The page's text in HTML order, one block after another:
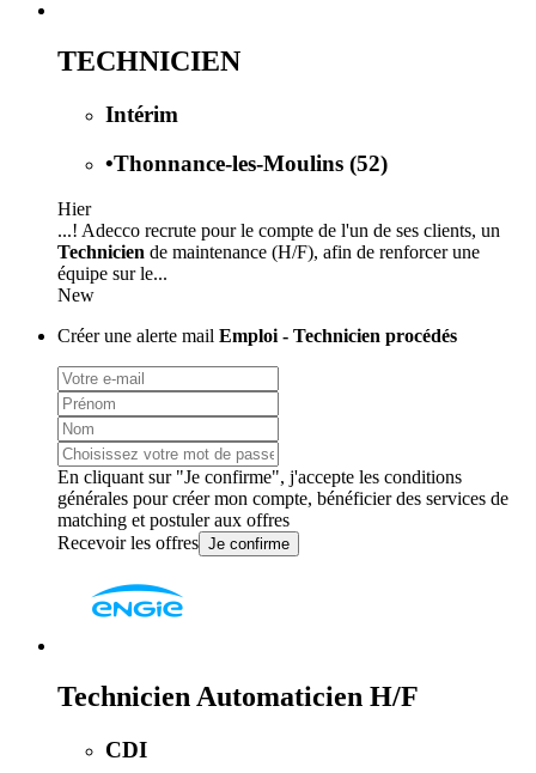
TECHNICIEN
Intérim
•Thonnance-les-Moulins (52)
Hier
...! Adecco recrute pour le compte de l'un de ses clients, un
Technicien de maintenance (H/F), afin de renforcer une
équipe sur le...
New
Créer une alerte mail Emploi - Technicien procédés
En cliquant sur "Je confirme", j'accepte les conditions
générales pour créer mon compte, bénéficier des services de
matching et postuler aux offres
Recevoir les offres Je confirme
Technicien Automaticien H/F
CDI